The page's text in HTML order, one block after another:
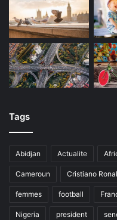
Tags
Abidjan Actualite
Cameroun Cristiano
femmes football
Nigeria president